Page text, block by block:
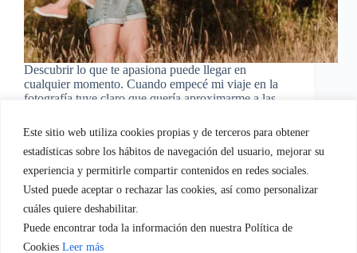
Este sitio web utiliza cookies propias y de terceros para obtener
estadísticas sobre los hábitos de navegación del usuario, mejorar su
experiencia y permitirle compartir contenidos en redes sociales.
Usted puede aceptar o rechazar las cookies, así como personalizar
cuáles quiere deshabilitar.
Puede encontrar toda la información den nuestra Política de
Cookies Leer más
Descubrir lo que te apasiona puede llegar en
cualquier momento. Cuando empecé mi viaje en la
fotografía tuve claro que quería aproximarme a las
extraordinarios que eran sus momentos cotidianos.
Descubrir vínculos es mi motor
EvaGasconEquipo
06/05/2021
Quien soy Servicios empresa.
Servicios Familia
Blog
Regala-te Fotografia